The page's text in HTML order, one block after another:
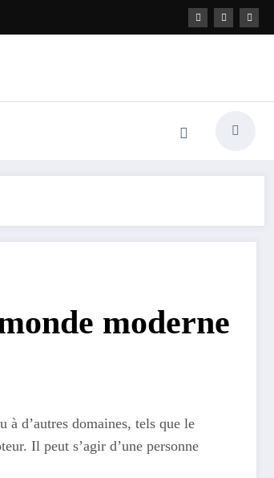
moderne
à d’autres domaines, tels que le
Il peut s’agir d’une personne